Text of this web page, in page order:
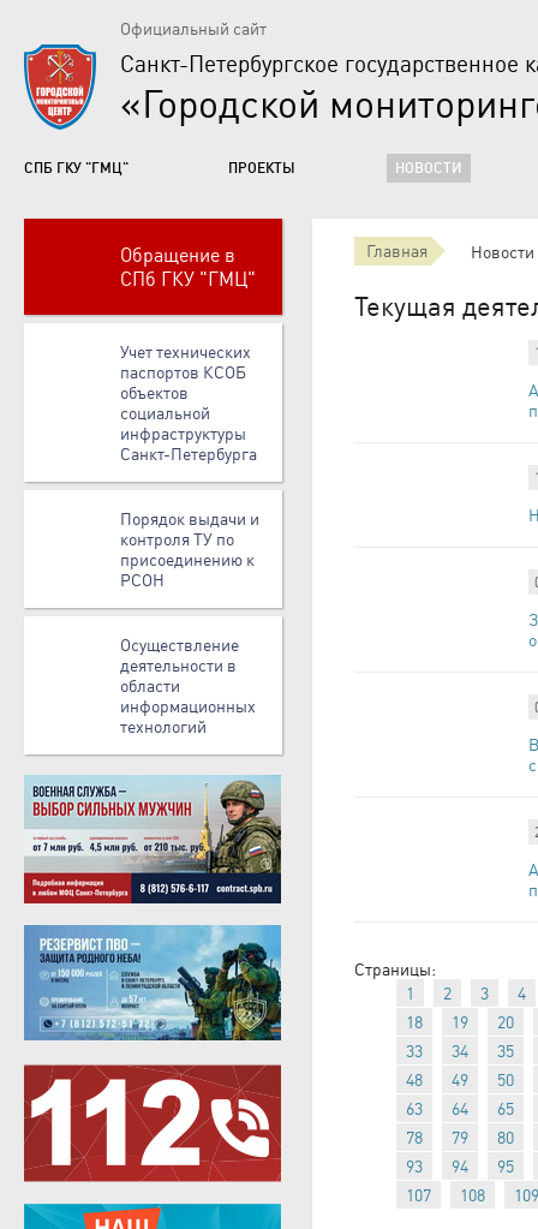
Официальный сайт
Санкт-Петербургское государственное
«Городской
СПБ ГКУ "ГМЦ" ПРОЕКТЫ НОВОСТИ
Обращение в
СПб ГКУ "ГМЦ"
Учет технических
паспортов КСОБ
объектов
социальной
инфраструктуры
Санкт-Петербурга
Порядок выдачи и
контроля ТУ по
присоединению к
РСОН
Осуществление
деятельности в
области
информационных
технологий
Главная Новости
Текущая
Страницы:
1
2 3
4
18
19
20
33
34
35
48
49
50
63
64
65
78
79
80
93
94
95
107
108 109